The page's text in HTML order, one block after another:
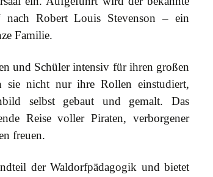
nach Robert Louis Stevenson – ein
Familie.
und Schüler intensiv für ihren großen
nicht nur ihre Rollen einstudiert,
selbst gebaut und gemalt. Das
Reise voller Piraten, verborgener
freuen.
der Waldorfpädagogik und bietet